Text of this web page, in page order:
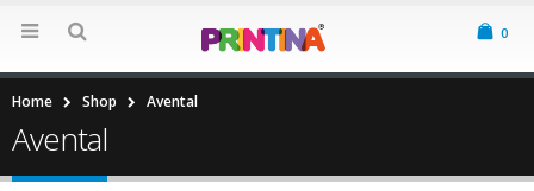
0
Home Shop Avental
Avental